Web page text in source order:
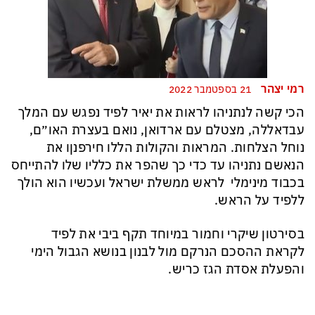
רמי יצהר
הכי קשה לנתניהו לראות את יאיר לפיד נפגש עם המלך
עבדאללה, מצטלם עם ארדואן, נואם בעצרת האו״ם,
נוחל הצלחות. המראות והקולות הללו חירפנןו את
הנאשם נתניהו עד כדי כך שהפר את כלליו שלו להתייחס
בכבוד מינימלי לראש ממשלת ישראל ועכשיו הוא הולך
ללפיד על הראש.
בסירטון שיקרי וחמור במיוחד תקף ביבי את לפיד
לקראת ההסכם הנרקם מול לבנון בנושא הגבול הימי
והפעלת אסדת הגז כריש.